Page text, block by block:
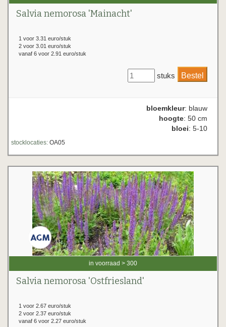
Salvia nemorosa 'Mainacht'
1 voor 3.31 euro/stuk
2 voor 3.01 euro/stuk
vanaf 6 voor 2.91 euro/stuk
stuks
bloemkleur: blauw
hoogte: 50 cm
bloei: 5-10
stocklocaties: OA05
in voorraad > 300
Salvia nemorosa 'Ostfriesland'
1 voor 2.67 euro/stuk
2 voor 2.37 euro/stuk
vanaf 6 voor 2.27 euro/stuk